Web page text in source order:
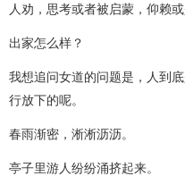
人劝，思考或者被启蒙，仰赖
出家怎么样？
我想追问女道的问题是，人到
行放下的呢。
春雨渐密，淅淅沥沥。
亭子里游人纷纷涌挤起来。